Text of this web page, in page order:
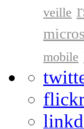
veille
mobile